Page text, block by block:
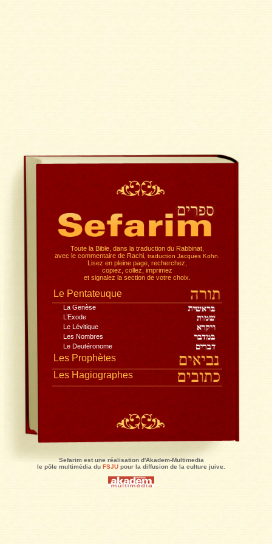
Toute la Bible, dans la traduction du Rabbinat,
avec le commentaire de Rachi
, traduction Jacques Kohn
Lisez en pleine page, recherchez,
copiez, collez, imprimez
et signalez la section de votre choix.
Le Pentateuque
La Genèse
Les Nombres
Les Hagiographes